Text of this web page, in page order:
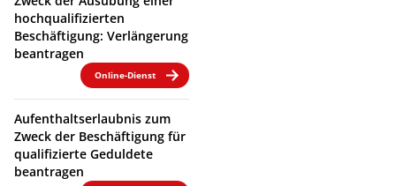
hochqualifizierten
Beschäftigung: Verlängerung
beantragen
Online-Dienst
Aufenthaltserlaubnis zum
Zweck der Beschäftigung für
qualifizierte Geduldete
beantragen